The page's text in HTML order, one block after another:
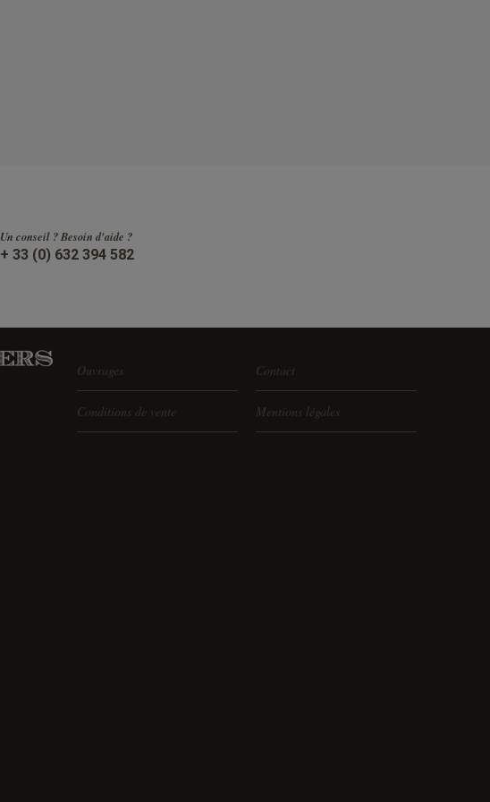
Un conseil ? Besoin d'aide ?
+ 33 (0) 632 394 582
Ouvrages Contact
Conditions de vente Mentions légales